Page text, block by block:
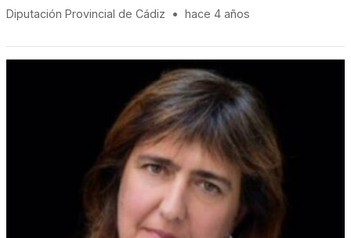
Diputación Provincial de Cádiz • hace 4 años